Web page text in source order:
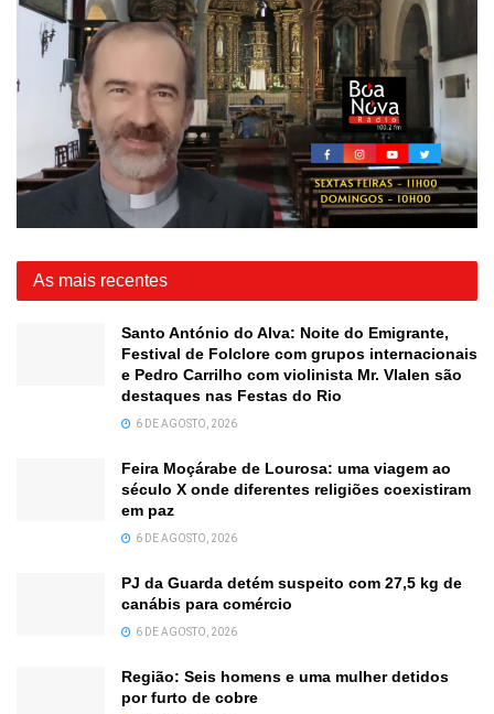
As mais recentes
Santo António do Alva: Noite do Emigrante,
Festival de Folclore com grupos internacionais
e Pedro Carrilho com violinista Mr. Vlalen são
destaques nas Festas do Rio
6 DE AGOSTO, 2026
Feira Moçárabe de Lourosa: uma viagem ao
século X onde diferentes religiões coexistiram
em paz
6 DE AGOSTO, 2026
PJ da Guarda detém suspeito com 27,5 kg de
canábis para comércio
6 DE AGOSTO, 2026
Região: Seis homens e uma mulher detidos
por furto de cobre